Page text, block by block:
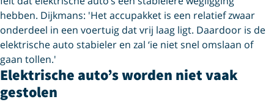
hebben. Dijkmans: 'Het accupakket is een relatief zwaar
onderdeel in een voertuig dat vrij laag ligt. Daardoor is de
elektrische auto stabieler en zal ‘ie niet snel omslaan of
gaan tollen.'
Elektrische auto’s worden niet vaak
gestolen